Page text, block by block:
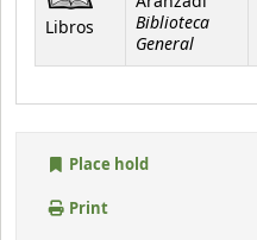
Libros
Biblioteca
General
Place hold
Print